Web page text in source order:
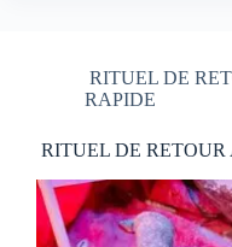
RITUEL DE
RAPIDE
RITUEL DE RETOUR